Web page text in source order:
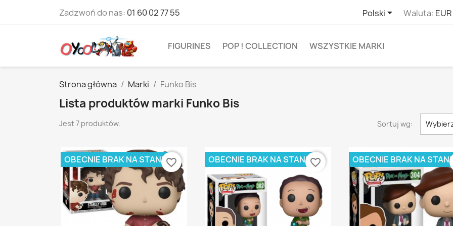
Zadzwoń do nas: 01 60 02 77 55 Polski Waluta:
FIGURINES POP ! COLLECTION WSZYSTKIE MARKI
Strona główna Marki Funko Bis
Lista produktów marki Funko Bis
Jest 7 produktów. Sortuj wg:
OBECNIE BRAK NA STANIEfavorite_border OBECNIE BRAK NA STANIEfavorite_border OBECNIE BRAK NA